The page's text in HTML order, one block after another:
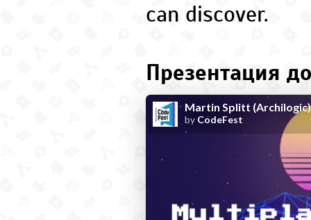
can discover.
Презентация